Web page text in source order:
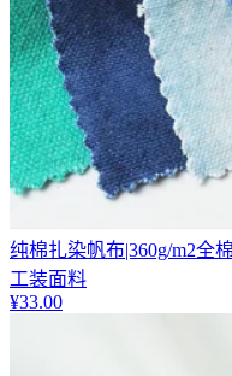
纯棉扎染帆布|360g/m2全
工装面料
¥33.00